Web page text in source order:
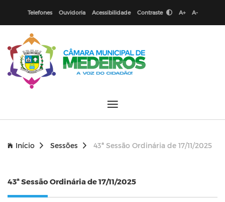
Telefones Ouvidoria Acessibilidade Contraste A+ A-
Início Sessões 43ª Sessão Ordinária de 17/11/2025
43ª Sessão Ordinária de 17/11/2025